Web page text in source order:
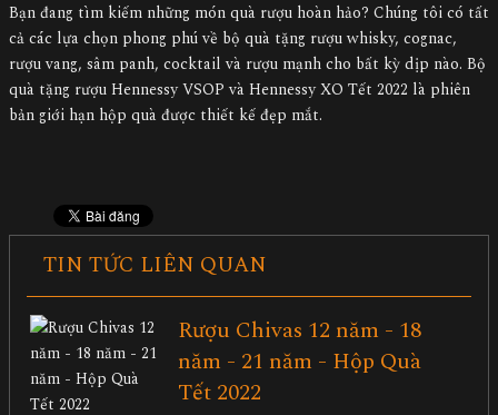
Bạn đang tìm kiếm những món quà rượu hoàn hảo? Chúng tôi có tất
cả các lựa chọn phong phú về bộ quà tặng rượu whisky, cognac,
rượu vang, sâm panh, cocktail và rượu mạnh cho bất kỳ dịp nào. Bộ
quà tặng rượu Hennessy VSOP và Hennessy XO Tết 2022 là phiên
bản giới hạn hộp quà được thiết kế đẹp mắt.
TIN TỨC LIÊN QUAN
Rượu Chivas 12 năm - 18
năm - 21 năm - Hộp Quà
Tết 2022